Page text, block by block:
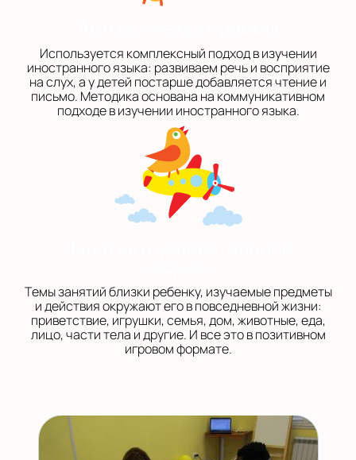
Используется комплексный подход в изучении
иностранного языка: развиваем речь и восприятие
на слух, а у детей постарше добавляется чтение и
письмо. Методика основана на коммуникативном
подходе в изучении иностранного языка.
Темы занятий близки ребенку, изучаемые предметы
и действия окружают его в повседневной жизни:
приветствие, игрушки, семья, дом, животные, еда,
лицо, части тела и другие. И все это в позитивном
игровом формате.